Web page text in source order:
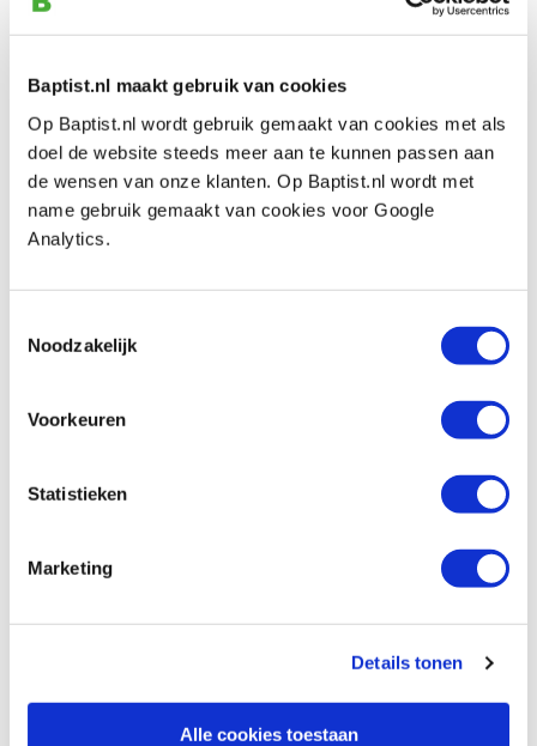
Baptist.nl maakt gebruik van cookies
Op Baptist.nl wordt gebruik gemaakt van cookies met als
doel de website steeds meer aan te kunnen passen aan
de wensen van onze klanten. Op Baptist.nl wordt met
name gebruik gemaakt van cookies voor Google
Analytics.
Noodzakelijk
Voorkeuren
Statistieken
Marketing
Details tonen
Alle cookies toestaan
€ 14,75 incl. VAT
€ 12,19 excl. VAT
In stock
Compare
Productnumber: 16758
1